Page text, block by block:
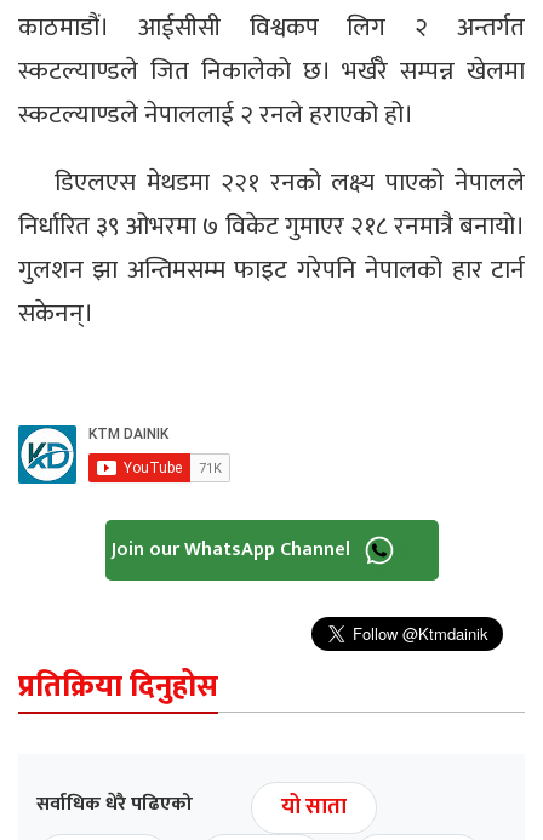
काठमाडौं। आईसीसी विश्वकप लिग २ अन्तर्गत
स्कटल्याण्डले जित निकालेको छ। भर्खरै सम्पन्न खेलमा
स्कटल्याण्डले नेपाललाई २ रनले हराएको हो।
डिएलएस मेथडमा २२१ रनको लक्ष्य पाएको नेपालले
निर्धारित ३९ ओभरमा ७ विकेट गुमाएर २१८ रनमात्रै बनायो।
गुलशन झा अन्तिमसम्म फाइट गरेपनि नेपालको हार टार्न
सकेनन्।
Join our WhatsApp Channel
प्रतिक्रिया दिनुहोस
सर्वाधिक धेरै पढिएको
यो साता